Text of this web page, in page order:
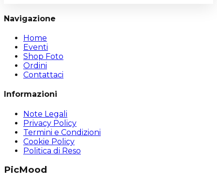
Navigazione
Home
Eventi
Shop Foto
Ordini
Contattaci
Informazioni
Note Legali
Privacy Policy
Termini e Condizioni
Cookie Policy
Politica di Reso
PicMood